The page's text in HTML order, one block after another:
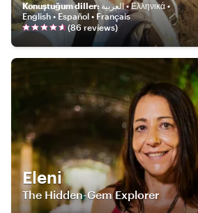
Konuştuğum diller:العربية • Ελληνικά •
English • Español • Français
(86reviews)
Eleni
The Hidden-Gem Explorer